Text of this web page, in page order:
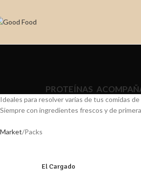
PROTEÍNAS
Ideales para resolver varias de tus comidas
Siempre con ingredientes frescos y de
Market Packs
El Cargado